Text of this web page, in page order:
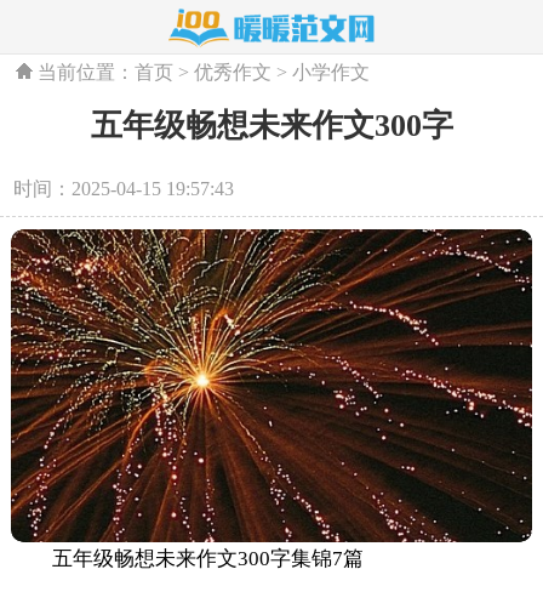
当前位置：首页 >优秀作文 >小学作文
五年级畅想未来作文300字
时间：2025-04-15 19:57:43
五年级畅想未来作文300字集锦7篇